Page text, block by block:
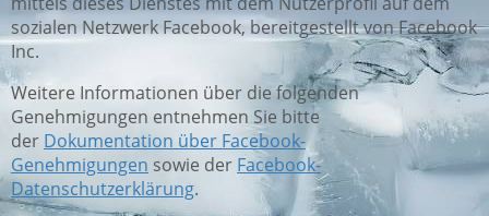
sozialen Netzwerk Facebook, bereitgestellt von Facebook
Inc.
Weitere Informationen über die folgenden
Genehmigungen entnehmen Sie bitte
der Dokumentation über Facebook-
Genehmigungen sowie der Facebook-
Datenschutzerklärung.